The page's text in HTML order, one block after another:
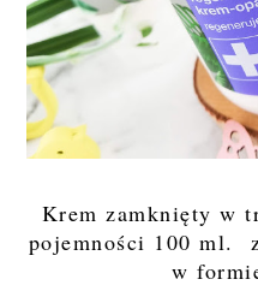
Krem zamknięty w
pojemności 100 ml.
w